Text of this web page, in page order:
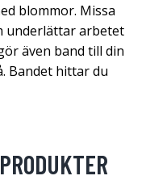
blommor. Missa
underlättar arbetet
även band till din
Bandet hittar du